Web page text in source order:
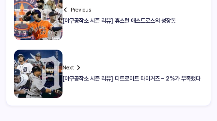
Previous
[야구공작소 시즌 리뷰] 휴스턴 애스트로스의 성장통
Next
[야구공작소 시즌 리뷰] 디트로이트 타이거즈 – 2%가 부족했다